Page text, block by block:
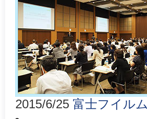
2015/6/25 富士フイル